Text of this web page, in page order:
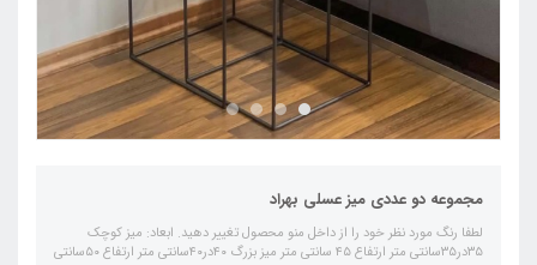
مجموعه دو عددی میز عسلی بهراد
لطفا رنگ مورد نظر خود را از داخل منو محصول تغییر دهید. ابعاد: میز کوچک
۳۵در۳۵سانتی متر ارتفاع ۴۵ سانتی متر میز بزرگ ۴۰در۴۰سانتی متر ارتفاع ۵۰سانتی